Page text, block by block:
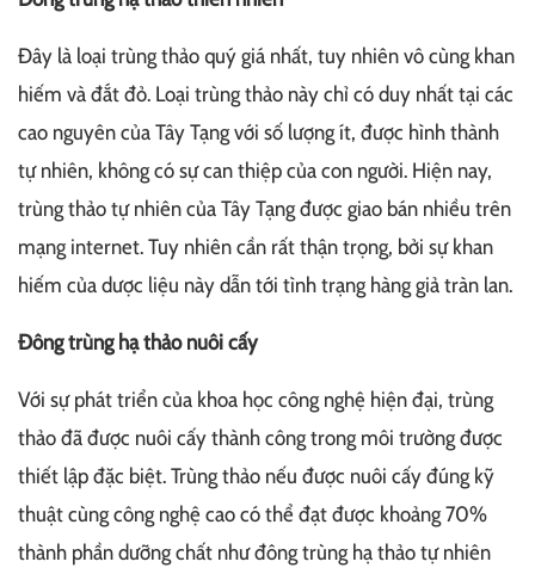
Đây là loại trùng thảo quý giá nhất, tuy nhiên vô cùng khan
hiếm và đắt đỏ. Loại trùng thảo này chỉ có duy nhất tại các
cao nguyên của Tây Tạng với số lượng ít, được hình thành
tự nhiên, không có sự can thiệp của con người. Hiện nay,
trùng thảo tự nhiên của Tây Tạng được giao bán nhiều trên
mạng internet. Tuy nhiên cần rất thận trọng, bởi sự khan
hiếm của dược liệu này dẫn tới tình trạng hàng giả tràn lan.
Đông trùng hạ thảo nuôi cấy
Với sự phát triển của khoa học công nghệ hiện đại, trùng
thảo đã được nuôi cấy thành công trong môi trường được
thiết lập đặc biệt. Trùng thảo nếu được nuôi cấy đúng kỹ
thuật cùng công nghệ cao có thể đạt được khoảng 70%
thành phần dưỡng chất như đông trùng hạ thảo tự nhiên